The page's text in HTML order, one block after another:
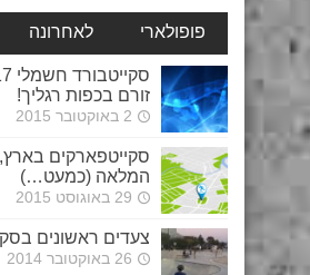
פופולארי לאחרונה
זורם בכפות רגליך!
2 באוקטובר 2015
סקייטפארקים
המלאה (כמעט…)
29 באוגוסט 2015
צעדים ראשונים
26 באוקטובר 2014